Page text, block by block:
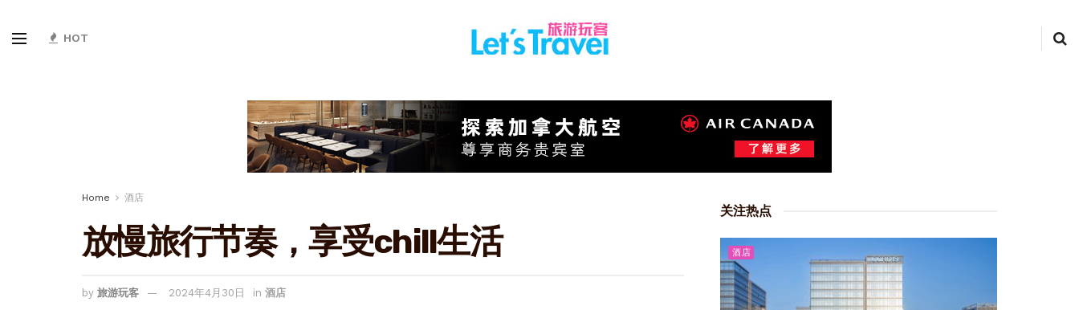
HOT
Home 酒店
放慢旅行节奏，享受chill生活
by 旅游玩客 2024年4月30日 in 酒店
关注热点
酒店